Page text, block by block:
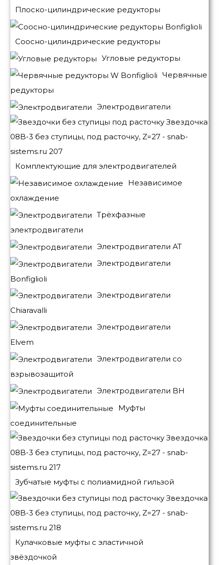
Плоско-цилиндрические редукторы
Соосно-цилиндрические редукторы
Угловые редукторы
Червячные
редукторы
Электродвигатели
Комплектующие для электродвигателей
Независимое
охлаждение
Трёхфазные
электродвигатели
Электродвигатели АТ
Электродвигатели
Bonfiglioli
Электродвигатели
Chiaravalli
Электродвигатели
Elvem
Электродвигатели со
взрывозащитой
Электродвигатели BH
Муфты
соединительные
Зубчатые муфты с полиамидной гильзой
Кулачковые муфты с эластичной
звёздочкой